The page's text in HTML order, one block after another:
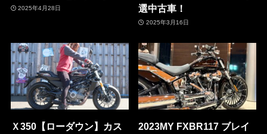
2025年4月28日
選中古車！
2025年3月16日
Ｘ350【ローダウン】カス
2023MY FXBR117 ブレイ